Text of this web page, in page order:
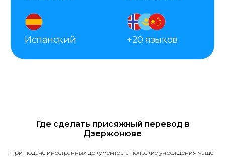
Где сделать присяжный перевод в
Дзержонюве
При подаче иностранных документов в польские учреждения чаще